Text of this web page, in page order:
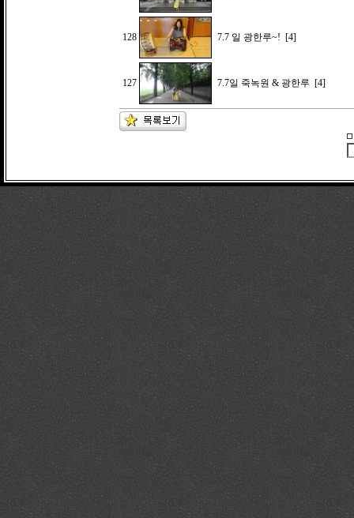
128 7.7 일 광한루~! [4]
127 7.7일 죽녹원 & 광한루 [4]